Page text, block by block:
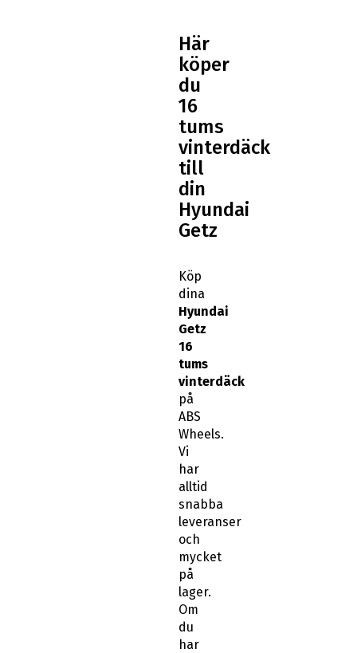
Här
köper
du
16
tums
vinterdäck
till
din
Hyundai
Getz
Köp
dina
Hyundai
Getz
16
tums
vinterdäck
på
ABS
Wheels.
Vi
har
alltid
snabba
leveranser
och
mycket
på
lager.
Om
du
har